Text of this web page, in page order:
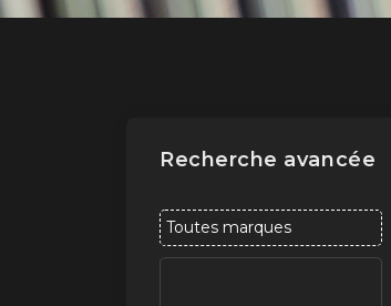
Recherche avancée
Toutes marques